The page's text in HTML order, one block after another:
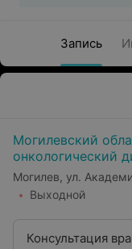
Запись
Могилевский
онкологический
Могилев, ул.
Выходной
Консультация